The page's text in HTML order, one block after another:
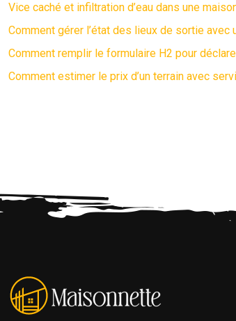
Vice caché et infiltration d’eau dans une
Comment gérer l’état des lieux de sortie
Comment remplir le formulaire H2 pour
Comment estimer le prix d’un terrain avec